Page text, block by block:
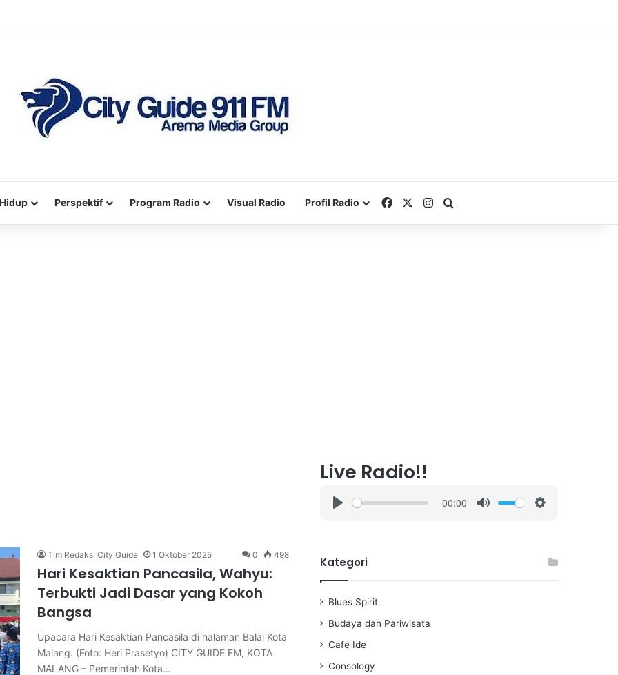
Perspektif Program Radio Visual Radio Profil Radio FacebookInstagram
Tim Redaksi City Guide 1 Oktober 2025 0 498
Hari Kesaktian Pancasila, Wahyu:
Terbukti Jadi Dasar yang Kokoh
Bangsa
Upacara Hari Kesaktian Pancasila di halaman Balai Kota
Malang. (Foto: Heri Prasetyo) CITY GUIDE FM, KOTA
MALANG – Pemerintah Kota…
Live Radio!!
y
00:00
i
Kategori
Blues Spirit
Budaya dan Pariwisata
Cafe Ide
Consology